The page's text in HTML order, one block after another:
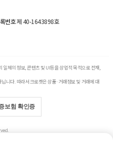
번호제 40-1643898호
체의 정보, 콘텐츠 및 UI등을 상업적 목적으로 전재,
니다. 따라서 크로켓은 상품·거래정보 및 거래에 대
보험 확인증